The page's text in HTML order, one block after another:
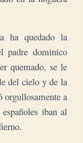
ha quedado la
padre dominico
quemado, se le
del cielo y de la
orgullosamente a
iban al